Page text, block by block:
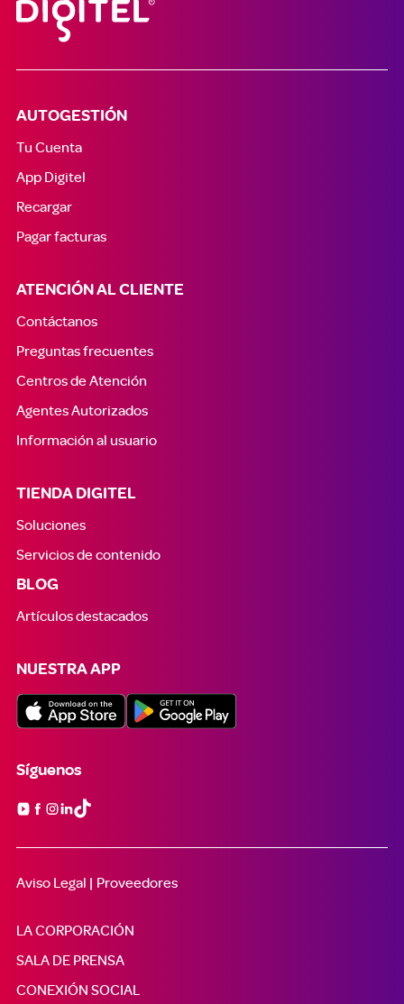
AUTOGESTIÓN
Tu Cuenta
App Digitel
Recargar
Pagar facturas
ATENCIÓN AL CLIENTE
Contáctanos
Preguntas frecuentes
Centros de Atención
Agentes Autorizados
Información al usuario
TIENDA DIGITEL
Soluciones
Servicios de contenido
BLOG
Artículos destacados
NUESTRA APP
Síguenos

Aviso Legal | Proveedores
LA CORPORACIÓN
SALA DE PRENSA
CONEXIÓN SOCIAL